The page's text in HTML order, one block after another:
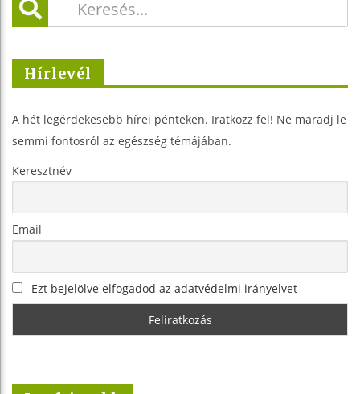
Hírlevél
A hét legérdekesebb hírei pénteken. Iratkozz fel! Ne maradj le
semmi fontosról az egészség témájában.
Keresztnév
Email
Ezt bejelölve elfogadod az adatvédelmi irányelvet